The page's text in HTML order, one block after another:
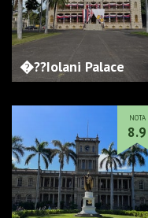
�??Iolani Palace
NOTA
8.9